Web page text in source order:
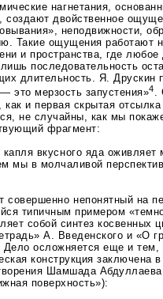
нагнетания,
создают двойственное
неподвижности,
Такие ощущения работают
и пространства, где
последовательность
длительность. Я. Друскин
это мерзость запустения»4.
как и первая скрытая
не случайны, как мы
фрагмент:
капля вкусного яда
мы в молчаливой
совершенно непонятный на
типичным примером
собой синтез косвенных
А. Введенского и «О
Дело осложняется еще и тем,
конструкция заключена
Шамшада
поверхность»):